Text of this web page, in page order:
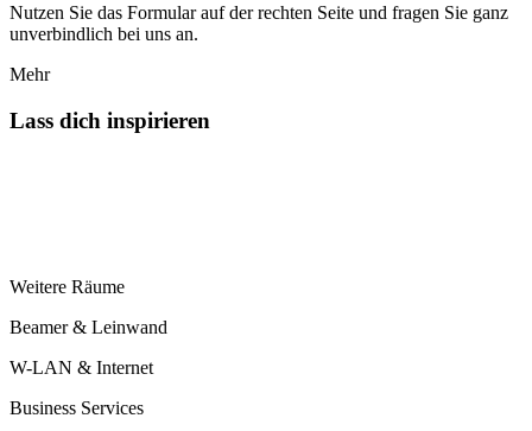
Nutzen Sie das Formular auf der rechten Seite und fragen Sie ganz
unverbindlich bei uns an.
Mehr
Lass dich inspirieren
Weitere Räume
Beamer & Leinwand
W-LAN & Internet
Business Services